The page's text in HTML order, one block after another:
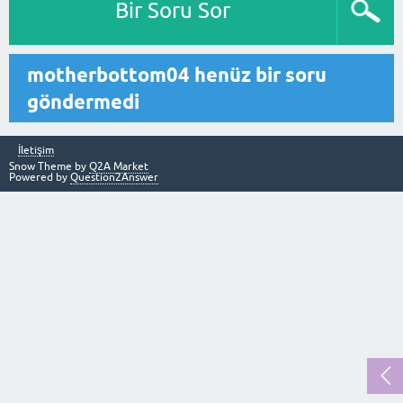
Bir Soru Sor
motherbottom04 henüz bir soru
göndermedi
İletişim
Snow Theme by Q2A Market
Powered by Question2Answer